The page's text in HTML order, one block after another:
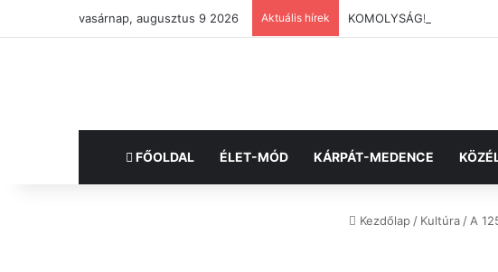
vasárnap, augusztus 9 2026 Aktuális hírek KOMOLYSÁG! – 30.
FŐOLDAL ÉLET-MÓD KÁRPÁT-MEDENCE
Kezdőlap / Kultúra / A